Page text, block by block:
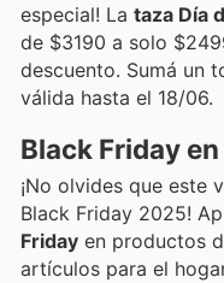
especial! La taza Día
de $3190 a solo
descuento. Sumá un
válida hasta el 18/06.
Black Friday
¡No olvides que este
Black Friday 2025!
Friday en productos
artículos para el